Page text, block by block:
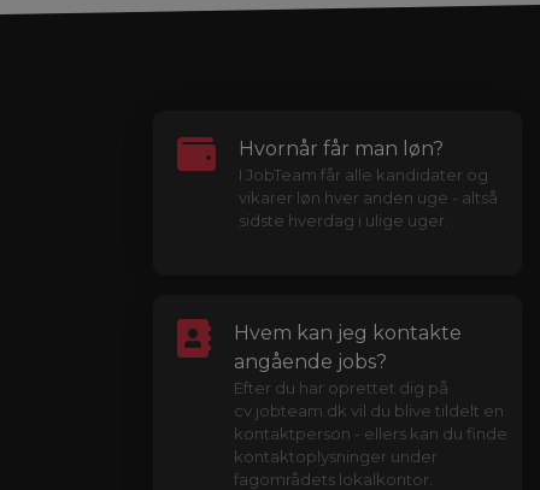
Hvornår får man løn?
I JobTeam får alle kandidater og
vikarer løn hver anden uge - altså
sidste hverdag i ulige uger.
Hvem kan jeg kontakte
angående jobs?
Efter du har oprettet dig på
cv.jobteam.dk vil du blive tildelt en
kontaktperson - ellers kan du finde
kontaktoplysninger under
fagområdets lokalkontor.